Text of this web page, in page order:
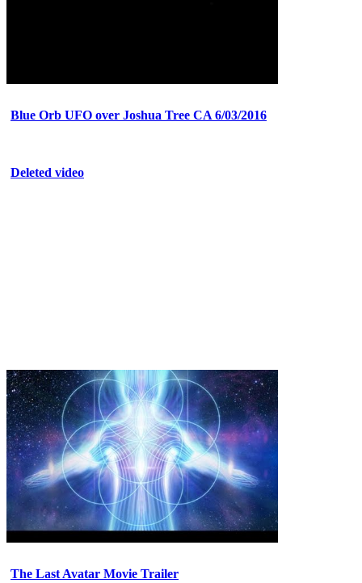
Blue Orb UFO over Joshua Tree CA 6/03/2016
Deleted video
The Last Avatar Movie Trailer